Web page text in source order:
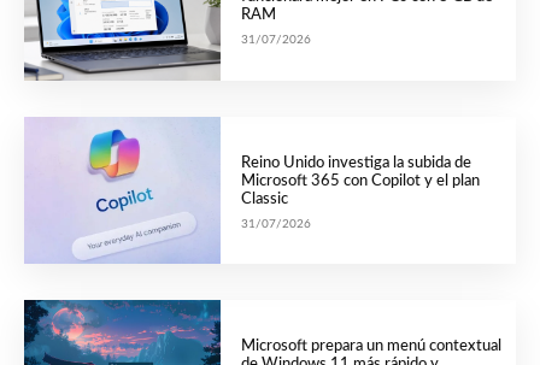
RAM
31/07/2026
Reino Unido investiga la subida de
Microsoft 365 con Copilot y el plan
Classic
31/07/2026
Microsoft prepara un menú contextual